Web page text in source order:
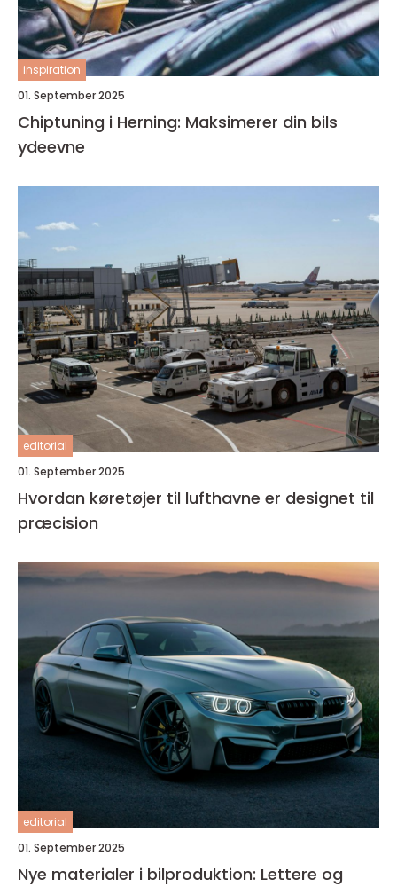
inspiration
01. September 2025
Chiptuning i Herning: Maksimerer din bils
ydeevne
editorial
01. September 2025
Hvordan køretøjer til lufthavne er designet til
præcision
editorial
01. September 2025
Nye materialer i bilproduktion: Lettere og